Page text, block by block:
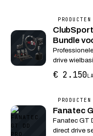
PRODUCTEN
Bundle
drive
volledige
intensieve
€ 2.150
PRODUCTEN
Fanatec
Fanatec GT
direct drive